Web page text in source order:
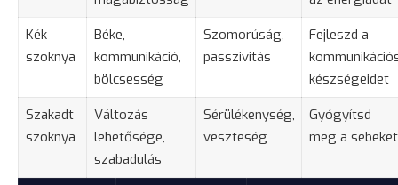
Kék
szoknya
Béke,
kommunikáció,
bölcsesség
Szomorúság,
passzivitás
Fejleszd a
készségeidet
Szakadt
szoknya
Változás
lehetősége,
szabadulás
Sérülékenység,
veszteség
Gyógyítsd
meg a sebeket